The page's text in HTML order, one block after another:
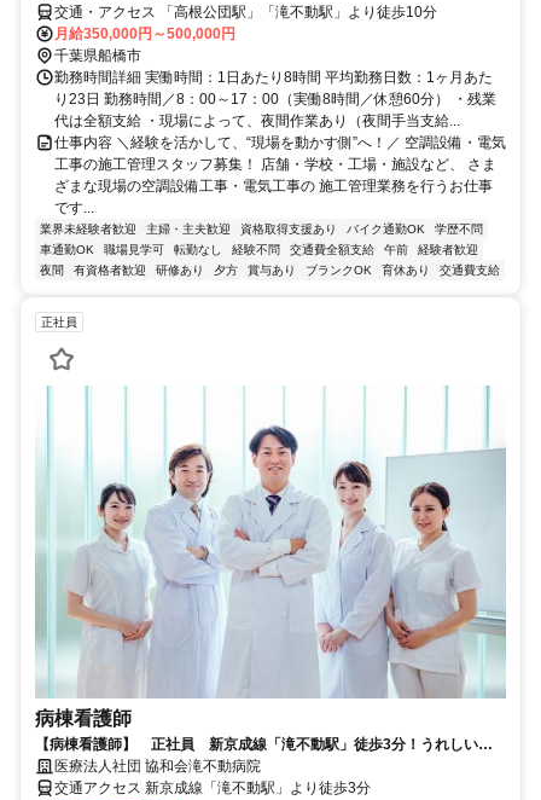
交通・アクセス 「高根公団駅」「滝不動駅」より徒歩10分
月給350,000円～500,000円
千葉県船橋市
勤務時間詳細 実働時間：1日あたり8時間 平均勤務日数：1ヶ月あた
り23日 勤務時間／8：00～17：00（実働8時間／休憩60分） ・残業
代は全額支給 ・現場によって、夜間作業あり（夜間手当支給...
仕事内容 ＼経験を活かして、“現場を動かす側”へ！／ 空調設備・電気
工事の施工管理スタッフ募集！ 店舗・学校・工場・施設など、 さま
ざまな現場の空調設備工事・電気工事の 施工管理業務を行うお仕事
です...
業界未経験者歓迎 主婦・主夫歓迎 資格取得支援あり バイク通勤OK
学歴不問
車通勤OK
職場見学可 転勤なし 経験不問 交通費全額支給 午前
経験者歓迎
夜間
有資格者歓迎 研修あり 夕方 賞与あり ブランクOK 育休あり 交通費支給
正社員
病棟看護師
【病棟看護師】 正社員 新京成線「滝不動駅」徒歩3分！うれしい令
和7年の年間休日124日！★待遇充実
医療法人社団 協和会滝不動病院
交通アクセス 新京成線「滝不動駅」より徒歩3分